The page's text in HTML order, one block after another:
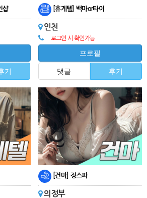
샵
기
[휴게텔] 백마or타이
인천
로그인 시 확인가능
프로필
댓글 후기
[건마] 정스파
의정부